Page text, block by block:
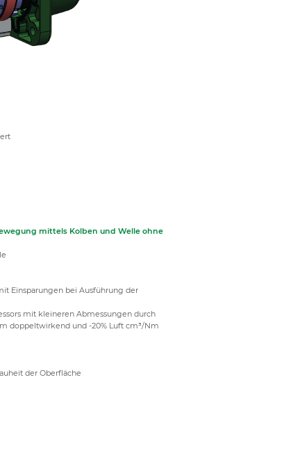
mittels Kolben und Welle ohne
Einsparungen bei Ausführung der
mit kleineren Abmessungen durch
doppeltwirkend und -20% Luft cm³/Nm
der Oberfläche